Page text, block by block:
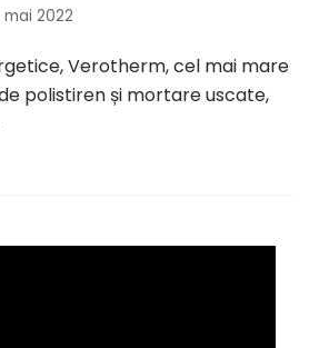
mai 2022
Verotherm, cel mai mare
polistiren și mortare uscate,